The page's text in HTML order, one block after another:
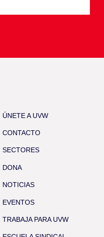
ÚNETE A UVW
CONTACTO
SECTORES
DONA
NOTICIAS
EVENTOS
TRABAJA PARA UVW